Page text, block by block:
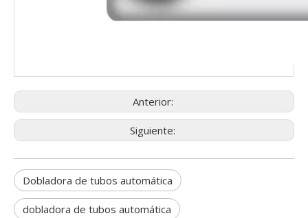
Anterior:
Siguiente:
Dobladora de tubos automática
dobladora de tubos automática